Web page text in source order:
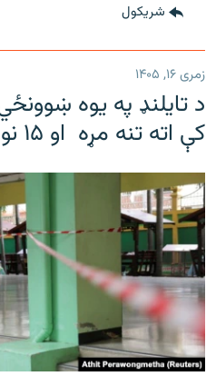
شريکول
زمری ۱۶, ۱۴۰۵
د تایلنډ په یوه
کې اته تنه مړه او ۱۵ نور ټپیان شوي دي